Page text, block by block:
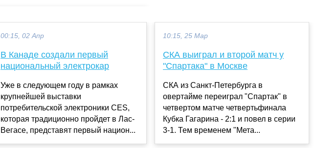
00:15, 02 Апр
В Канаде создали первый
национальный электрокар
Уже в следующем году в рамках
крупнейшей выставки
потребительской электроники CES,
которая традиционно пройдет в Лас-
Вегасе, представят первый национ...
10:15, 25 Мар
СКА выиграл и второй матч у
"Спартака" в Москве
СКА из Санкт-Петербурга в
овертайме переиграл "Спартак" в
четвертом матче четвертьфинала
Кубка Гагарина - 2:1 и повел в серии
3-1. Тем временем "Мета...